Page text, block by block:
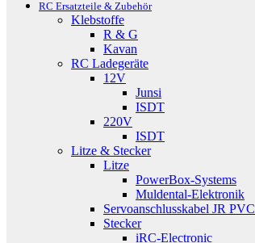
RC Ersatzteile & Zubehör
Klebstoffe
R & G
Kavan
RC Ladegeräte
12V
Junsi
ISDT
220V
ISDT
Litze & Stecker
Litze
PowerBox-Systems
Muldental-Elektronik
Servoanschlusskabel JR PVC
Stecker
iRC-Electronic